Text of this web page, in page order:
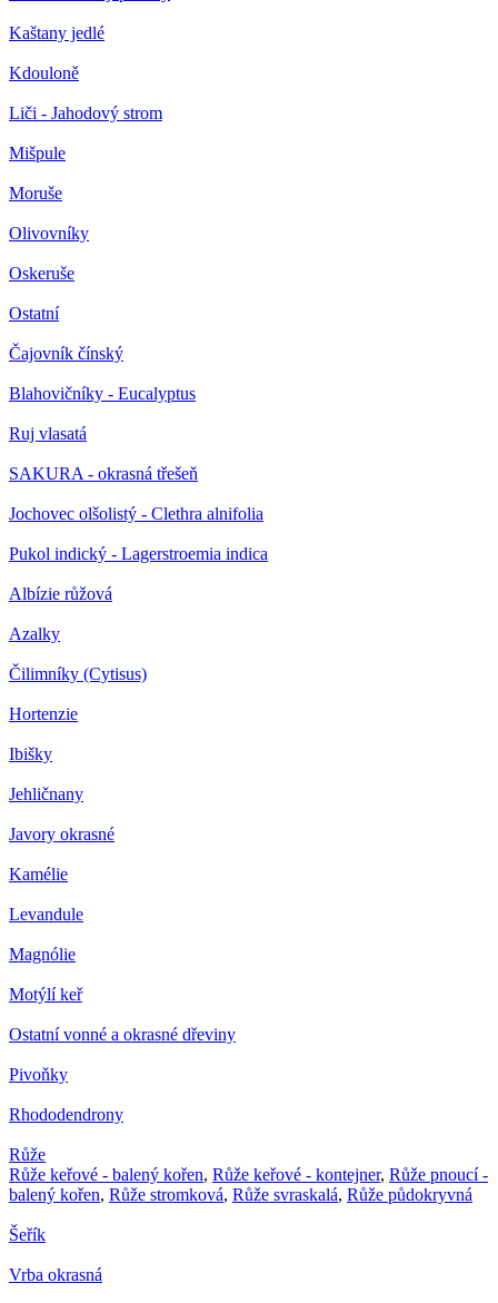
Kaštany jedlé
Kdouloně
Liči - Jahodový strom
Mišpule
Moruše
Olivovníky
Oskeruše
Ostatní
Čajovník čínský
Blahovičníky - Eucalyptus
Ruj vlasatá
SAKURA - okrasná třešeň
Jochovec olšolistý - Clethra alnifolia
Pukol indický - Lagerstroemia indica
Albízie růžová
Azalky
Čilimníky (Cytisus)
Hortenzie
Ibišky
Jehličnany
Javory okrasné
Kamélie
Levandule
Magnólie
Motýlí keř
Ostatní vonné a okrasné dřeviny
Pivoňky
Rhododendrony
Růže
Růže keřové - balený kořen, Růže keřové - kontejner, Růže pnoucí -
balený kořen, Růže stromková, Růže svraskalá, Růže půdokryvná
Šeřík
Vrba okrasná